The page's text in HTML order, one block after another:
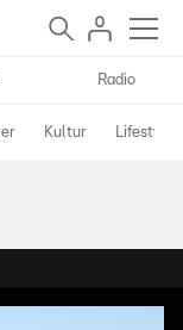
Radio
Kultur Lifestyle